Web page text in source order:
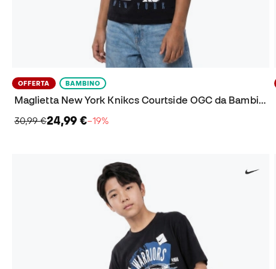
OFFERTA BAMBINO
Maglietta New York Knikcs Courtside OGC da Bambino
30,99 €24,99 €−19%